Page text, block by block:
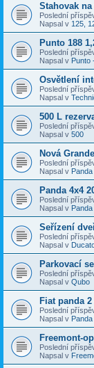
Stahovak
Poslední
Napsal v 125,
Punto 188
Poslední
Napsal v Punto
Osvětlení
Poslední
Napsal v
500 L
Poslední
Napsal v 500
Nová
Poslední
Napsal v Panda
Panda 4x4
Poslední
Napsal v Panda
Seřízení
Poslední
Napsal v
Parkovací
Poslední
Napsal v Qubo
Fiat panda
Poslední
Napsal v Panda
Freemont-
Poslední
Napsal v